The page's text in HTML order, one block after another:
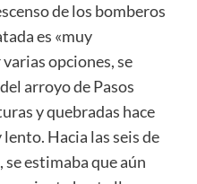
de los bomberos
es «muy
opciones, se
arroyo de Pasos
y quebradas hace
lento. Hacia las seis de
se estimaba que aún